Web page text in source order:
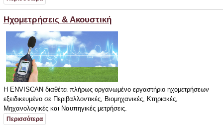
Ηχομετρήσεις & Ακουστική
Η ENVISCAN διαθέτει πλήρως οργανωμένο εργαστήριο ηχομετρήσεων
εξειδικευμένο σε Περιβαλλοντικές, Βιομηχανικές, Κτηριακές,
Μηχανολογικές και Ναυπηγικές μετρήσεις.
Περισσότερα